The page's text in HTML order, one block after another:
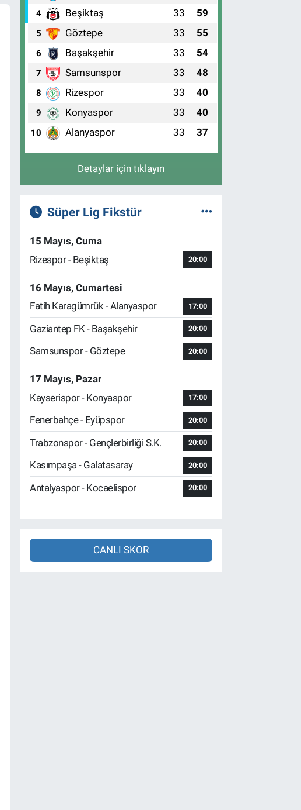
4 Beşiktaş 33 59
5 Göztepe 33 55
6 Başakşehir 33 54
7 Samsunspor 33 48
8 Rizespor 33 40
9 Konyaspor 33 40
10 Alanyaspor 33 37
Detaylar için tıklayın
Süper Lig Fikstür
15 Mayıs, Cuma
Rizespor - Beşiktaş
20:00
16 Mayıs, Cumartesi
Fatih Karagümrük - Alanyaspor
17:00
Gaziantep FK - Başakşehir 20:00
Samsunspor - Göztepe 20:00
17 Mayıs, Pazar
Kayserispor - Konyaspor
17:00
Fenerbahçe - Eyüpspor 20:00
Trabzonspor - Gençlerbirliği S.K. 20:00
Kasımpaşa - Galatasaray 20:00
Antalyaspor - Kocaelispor 20:00
CANLI SKOR